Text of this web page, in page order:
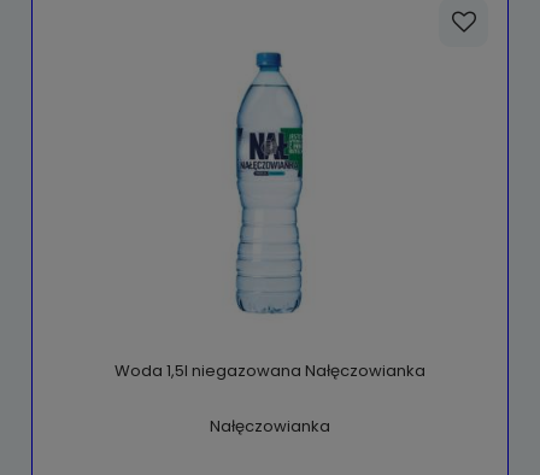
Woda 1,5l niegazowana Nałęczowianka
Nałęczowianka